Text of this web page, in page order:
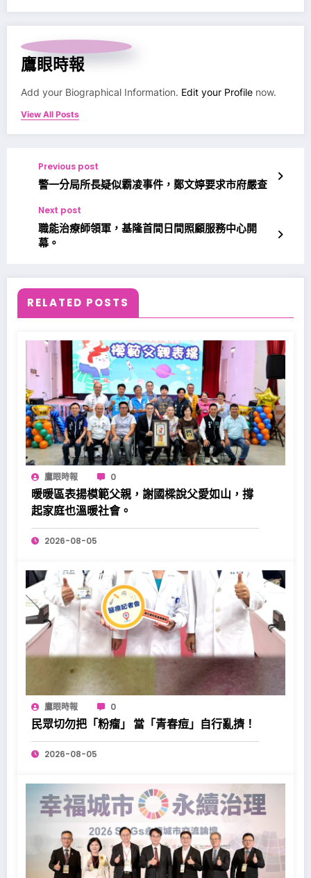
鷹眼時報
Add your Biographical Information. Edit your Profile now.
View All Posts
Previous post
警一分局所長疑似霸凌事件，鄭文婷要求市府嚴查
Next post
職能治療師領軍，基隆首間日間照顧服務中心開
幕。
RELATED POSTS
鷹眼時報 0
暖暖區表揚模範父親，謝國樑說父愛如山，撐
起家庭也溫暖社會。
2026-08-05
鷹眼時報 0
民眾切勿把「粉瘤」 當「青春痘」自行亂擠！
2026-08-05